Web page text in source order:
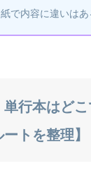
で内容に違いはあ
単行本はど
トを整理】